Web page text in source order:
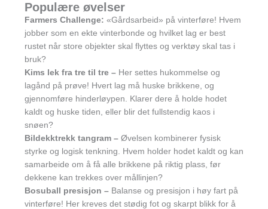
Populære øvelser
Farmers Challenge: «Gårdsarbeid» på vinterføre! Hvem
jobber som en ekte vinterbonde og hvilket lag er best
rustet når store objekter skal flyttes og verktøy skal tas i
bruk?
Kims lek fra tre til tre –Her settes hukommelse og
lagånd på prøve! Hvert lag må huske brikkene, og
gjennomføre hinderløypen. Klarer dere å holde hodet
kaldt og huske tiden, eller blir det fullstendig kaos i
snøen?
Bildekktrekk tangram –Øvelsen kombinerer fysisk
styrke og logisk tenkning. Hvem holder hodet kaldt og kan
samarbeide om å få alle brikkene på riktig plass, før
dekkene kan trekkes over mållinjen?
Bosuball presisjon –Balanse og presisjon i høy fart på
vinterføre! Her kreves det stødig fot og skarpt blikk for å